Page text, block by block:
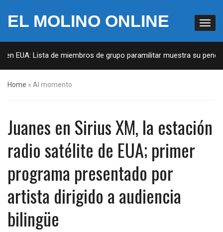
EL MOLINO ONLINE
EUA: Lista de miembros de grupo paramilitar muestra su
Home » Al momento
Juanes en Sirius XM, la estación
radio satélite de EUA; primer
programa presentado por
artista dirigido a audiencia
bilingüe